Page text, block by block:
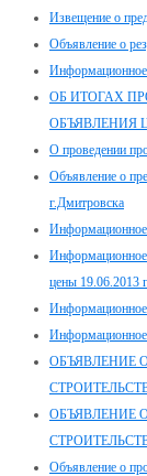
Извещение о
Объявление о
Информационное
ОБ ИТОГАХ
ОБЪЯВЛЕНИЯ
О проведении
Объявление о
г.Дмитровска
Информационное
Информационное
цены 19.06.2013
Информационное
Информационное
ОБЪЯВЛЕНИЕ
ОБЪЯВЛЕНИЕ
Объявление о